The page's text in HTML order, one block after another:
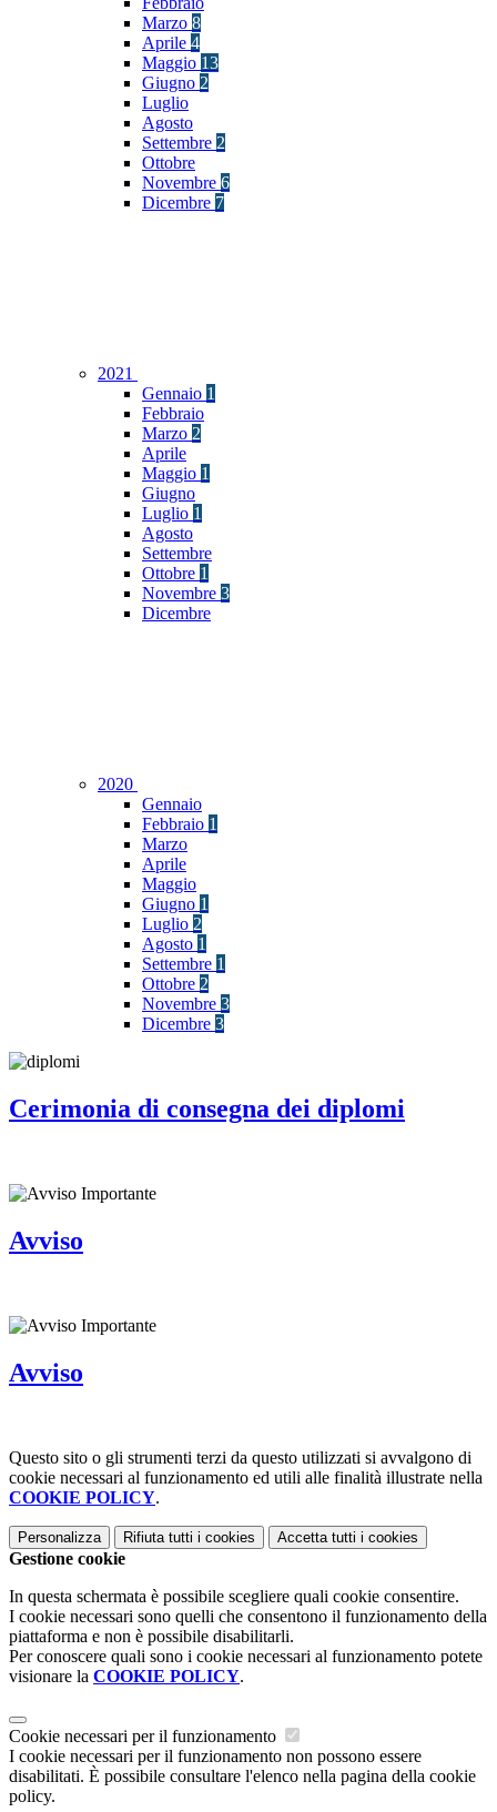
Marzo 8
Aprile 4
Maggio 13
Giugno 2
Luglio
Agosto
Settembre 2
Ottobre
Novembre 6
Dicembre 7
2021
Gennaio 1
Febbraio
Marzo 2
Aprile
Maggio 1
Giugno
Luglio 1
Agosto
Settembre
Ottobre 1
Novembre 3
Dicembre
2020
Gennaio
Febbraio 1
Marzo
Aprile
Maggio
Giugno 1
Luglio 2
Agosto 1
Settembre 1
Ottobre 2
Novembre 3
Dicembre 3
Cerimonia di consegna dei diplomi
Avviso
Avviso
Questo sito o gli strumenti terzi da questo utilizzati si avvalgono di
cookie necessari al funzionamento ed utili alle finalità illustrate nella
COOKIE POLICY.
Personalizza Rifiuta tutti i cookies Accetta tutti i cookies
Gestione cookie
In questa schermata è possibile scegliere quali cookie consentire.
I cookie necessari sono quelli che consentono il funzionamento della
piattaforma e non è possibile disabilitarli.
Per conoscere quali sono i cookie necessari al funzionamento potete
visionare la COOKIE POLICY.
Cookie necessari per il funzionamento
I cookie necessari per il funzionamento non possono essere
disabilitati. È possibile consultare l'elenco nella pagina della cookie
policy.